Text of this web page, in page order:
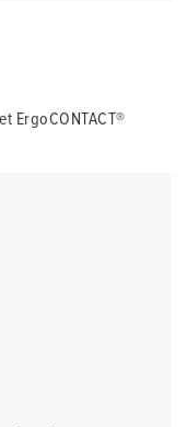
ErgoCONTACT®